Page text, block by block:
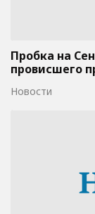
Пробка на
провисшего
Новости